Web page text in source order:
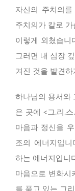
자신의 주치의
주치의가 칼로
이렇게 외쳤습니
그러면 내 심장
겨진 것을 발견
하나님의 용서와
은 곳에 <그.리.
마음과 정신을
조의 에너지입
하는 에너지입니
마음으로 변화시
를 품고 있는 그